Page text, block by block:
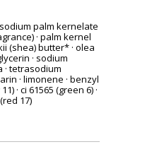
palm kernelate
· palm kernel
(shea) butter* · olea
· sodium
· tetrasodium
· limonene · benzyl
· ci 61565 (green 6) ·
17)